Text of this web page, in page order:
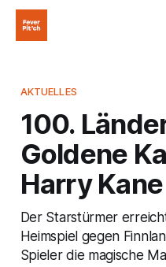
AKTUELLES
100.
Goldene
Harry Kane
Der Starstürmer
Heimspiel gegen
Spieler die magische